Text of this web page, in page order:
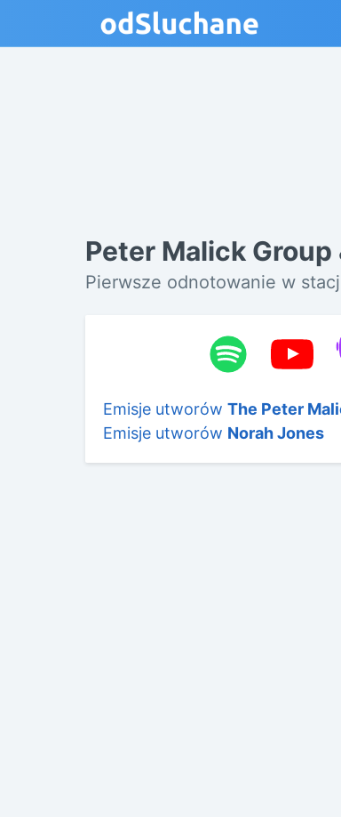
Peter Malick
Pierwsze odnotowanie w
Emisje utworów The Peter
Emisje utworów Norah Jones